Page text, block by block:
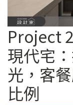
Project
現代宅
光，客
比例